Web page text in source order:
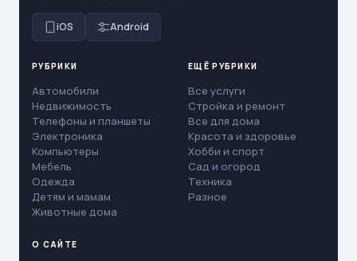
iOS Android
РУБРИКИ
Автомобили
Недвижимость
Телефоны и планшеты
Электроника
Компьютеры
Мебель
Одежда
Детям и мамам
Животные дома
ЕЩЁ РУБРИКИ
Все услуги
Стройка и ремонт
Все для дома
Красота и здоровье
Хобби и спорт
Сад и огород
Техника
Разное
О САЙТЕ